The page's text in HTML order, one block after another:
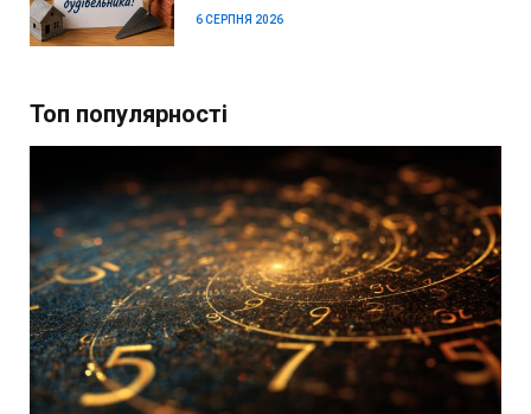
6 СЕРПНЯ 2026
Топ популярності